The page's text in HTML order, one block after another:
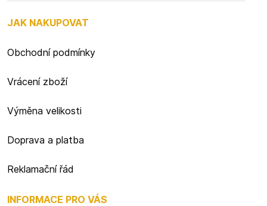
JAK NAKUPOVAT
Obchodní podmínky
Vrácení zboží
Výměna velikosti
Doprava a platba
Reklamační řád
INFORMACE PRO VÁS